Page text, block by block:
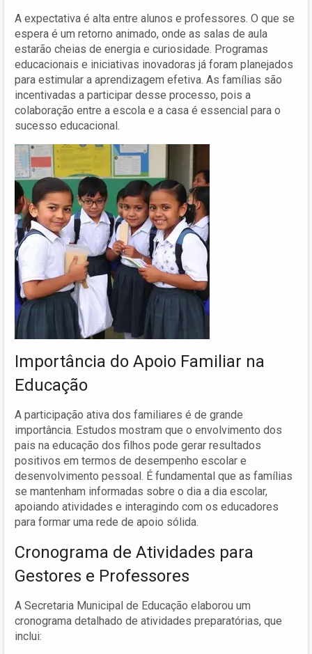
A expectativa é alta entre alunos e professores. O que se
espera é um retorno animado, onde as salas de aula
estarão cheias de energia e curiosidade. Programas
educacionais e iniciativas inovadoras já foram planejados
para estimular a aprendizagem efetiva. As famílias são
incentivadas a participar desse processo, pois a
colaboração entre a escola e a casa é essencial para o
sucesso educacional.
Importância do Apoio Familiar na
Educação
A participação ativa dos familiares é de grande
importância. Estudos mostram que o envolvimento dos
pais na educação dos filhos pode gerar resultados
positivos em termos de desempenho escolar e
desenvolvimento pessoal. É fundamental que as famílias
se mantenham informadas sobre o dia a dia escolar,
apoiando atividades e interagindo com os educadores
para formar uma rede de apoio sólida.
Cronograma de Atividades para
Gestores e Professores
A Secretaria Municipal de Educação elaborou um
cronograma detalhado de atividades preparatórias, que
inclui: